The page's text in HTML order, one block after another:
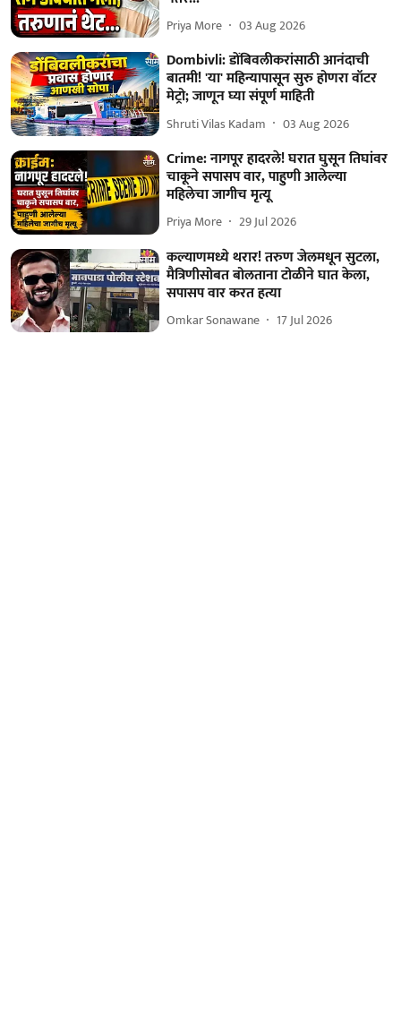
Priya More 03 Aug 2026
Dombivli: डोंबिवलीकरांसाठी आनंदाची
बातमी! 'या' महिन्यापासून सुरु होणरा वॉटर
मेट्रो; जाणून घ्या संपूर्ण माहिती
Shruti Vilas Kadam 03 Aug 2026
Crime: नागपूर हादरले! घरात घुसून तिघांवर
चाकूने सपासप वार, पाहुणी आलेल्या
महिलेचा जागीच मृत्यू
Priya More 29 Jul 2026
कल्याणमध्ये थरार! तरुण जेलमधून सुटला,
मैत्रिणीसोबत बोलताना टोळीने घात केला,
सपासप वार करत हत्या
Omkar Sonawane 17 Jul 2026